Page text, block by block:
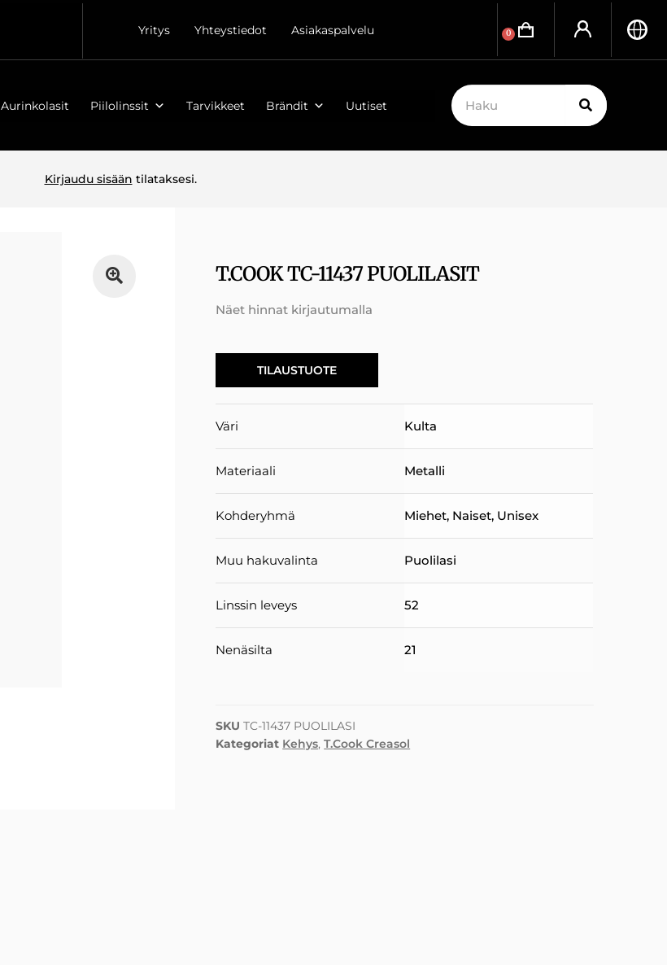
Yritys Yhteystiedot Asiakaspalvelu 0
Aurinkolasit Piilolinssit Tarvikkeet Brändit Uutiset
Kirjaudu sisään tilataksesi.
T.COOK TC-11437 PUOLILASIT
Näet hinnat kirjautumalla
TILAUSTUOTE
Väri Kulta
Materiaali Metalli
Kohderyhmä Miehet, Naiset, Unisex
Muu hakuvalinta Puolilasi
Linssin leveys 52
Nenäsilta 21
SKUTC-11437 PUOLILASI
Kategoriat Kehys,T.Cook Creasol